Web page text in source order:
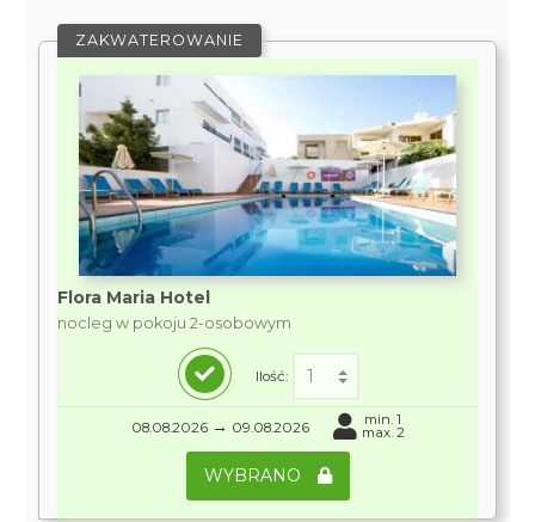
ZAKWATEROWANIE
Flora Maria Hotel
nocleg w pokoju 2-osobowym
Ilość:
08.08.2026 → 09.08.2026 min. 1
max. 2
WYBRANO